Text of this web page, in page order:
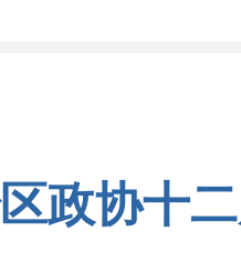
政协十